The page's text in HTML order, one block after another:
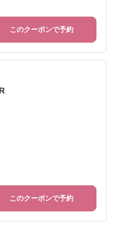
このクーポンで予約
このクーポンで予約